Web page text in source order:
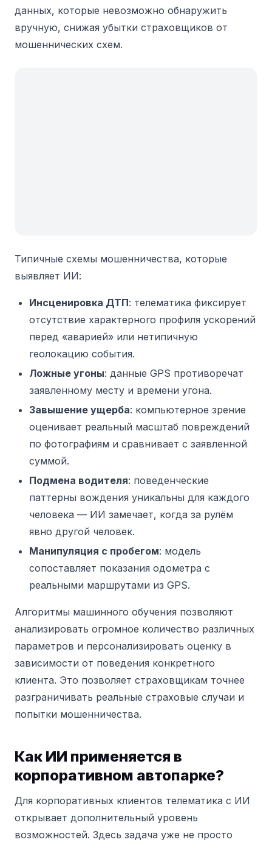
данных, которые невозможно обнаружить
вручную, снижая убытки страховщиков от
мошеннических схем.
Типичные схемы мошенничества, которые
выявляет ИИ:
Инсценировка ДТП: телематика фиксирует
отсутствие характерного профиля ускорений
перед «аварией» или нетипичную
геолокацию события.
Ложные угоны: данные GPS противоречат
заявленному месту и времени угона.
Завышение ущерба: компьютерное зрение
оценивает реальный масштаб повреждений
по фотографиям и сравнивает с заявленной
суммой.
Подмена водителя: поведенческие
паттерны вождения уникальны для каждого
человека — ИИ замечает, когда за рулём
явно другой человек.
Манипуляция с пробегом: модель
сопоставляет показания одометра с
реальными маршрутами из GPS.
Алгоритмы машинного обучения позволяют
анализировать огромное количество различных
параметров и персонализировать оценку в
зависимости от поведения конкретного
клиента. Это позволяет страховщикам точнее
разграничивать реальные страховые случаи и
попытки мошенничества.
Как ИИ применяется в
корпоративном автопарке?
Для корпоративных клиентов телематика с ИИ
открывает дополнительный уровень
возможностей. Здесь задача уже не просто